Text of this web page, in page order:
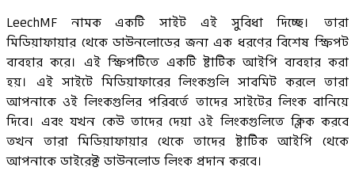
LeechMF নামক একটি সাইট এই সুবিধা দিচ্ছে। তারা
মিডিয়াফায়ার থেকে ডাউনলোডের জন্য এক ধরণের বিশেষ স্ক্রিপট
ব্যবহার করে। এই স্ক্রিপটিতে একটি ষ্টাটিক আইপি ব্যবহার করা
হয়। এই সাইটে মিডিয়াফারের লিংকগুলি সাবমিট করলে তারা
আপনাকে ওই লিংকগুলির পরিবর্তে তাদের সাইটের লিংক বানিয়ে
দিবে। এবং যখন কেউ তাদের দেয়া ওই লিংকগুলিতে ক্লিক করবে
তখন তারা মিডিয়াফায়ার থেকে তাদের ষ্টাটিক আইপি থেকে
আপনাকে ডাইরেক্ট ডাউনলোড লিংক প্রদান করবে।